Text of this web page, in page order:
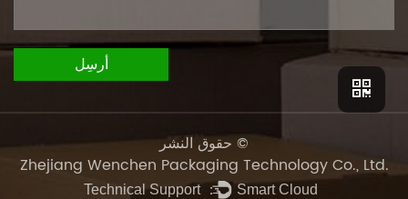
حقوق النشر ©
Zhejiang Wenchen Packaging Technology Co., Ltd.
Technical Support ： Smart Cloud